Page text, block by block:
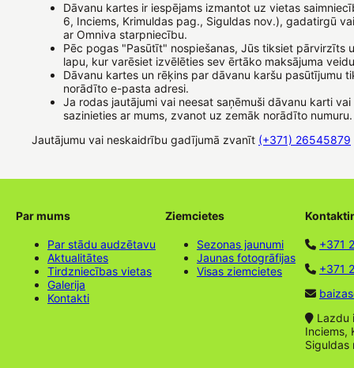
Dāvanu kartes ir iespējams izmantot uz vietas
6, Inciems, Krimuldas pag., Siguldas nov.), gadatirgū
ar Omniva starpniecību.
Pēc pogas "Pasūtīt" nospiešanas, Jūs tiksiet pārvirzīts
lapu, kur varēsiet izvēlēties sev ērtāko maksājuma
Dāvanu kartes un rēķins par dāvanu karšu pasūtījumu
norādīto e-pasta adresi.
Ja rodas jautājumi vai neesat saņēmuši dāvanu karti vai
sazinieties ar mums, zvanot uz zemāk norādīto numuru.
Jautājumu vai neskaidrību gadījumā zvanīt (+371) 26545879
Par mums
Par stādu audzētavu
Aktualitātes
Tirdzniecības vietas
Galerija
Kontakti
Ziemcietes
Sezonas jaunumi
Jaunas fotogrāfijas
Visas ziemcietes
+371
+371
Lazdu
Inciems,
Siguldas